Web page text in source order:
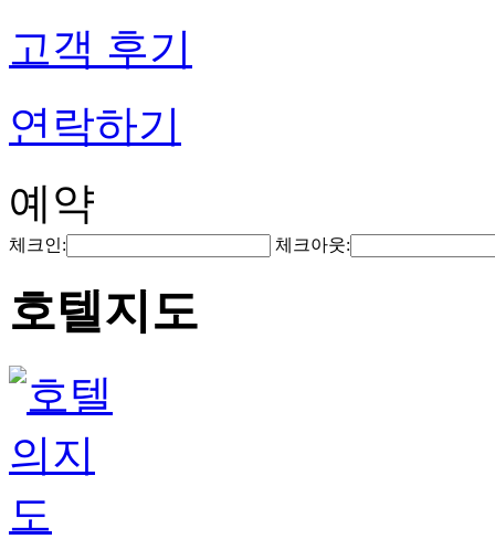
고객 후기
연락하기
예약
체크인: 체크아웃:
호텔지도